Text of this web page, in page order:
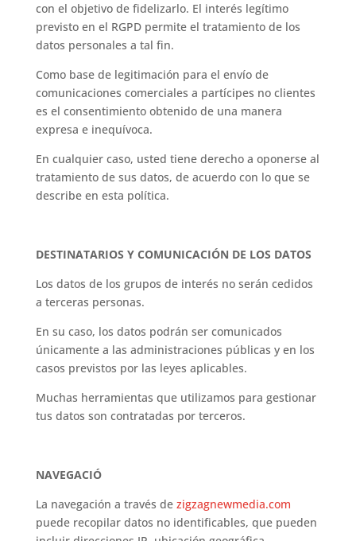
con el objetivo de fidelizarlo. El interés legítimo
previsto en el RGPD permite el tratamiento de los
datos personales a tal fin.
Como base de legitimación para el envío de
comunicaciones comerciales a partícipes no clientes
es el consentimiento obtenido de una manera
expresa e inequívoca.
En cualquier caso, usted tiene derecho a oponerse al
tratamiento de sus datos, de acuerdo con lo que se
describe en esta política.
DESTINATARIOS Y COMUNICACIÓN DE LOS DATOS
Los datos de los grupos de interés no serán cedidos
a terceras personas.
En su caso, los datos podrán ser comunicados
únicamente a las administraciones públicas y en los
casos previstos por las leyes aplicables.
Muchas herramientas que utilizamos para gestionar
tus datos son contratadas por terceros.
NAVEGACIÓ
La navegación a través de zigzagnewmedia.com
puede recopilar datos no identificables, que pueden